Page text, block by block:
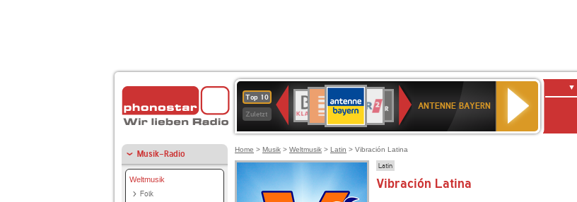
Top 10
Zuletzt
Deutschlandfunk
80er
90er
OLDIE
ANTENNE
SWR3
WDR
4
BR-
KLASSIK
Deutschlandfunk
KulturBAYERN
2
SWR
Kultur
NDR
2
ANTENNE BAYERN
Musik-Radio
Weltmusik
Folk
Home > Musik > Weltmusik > Latin > Vibración Latina
Latin
Vibración Latina